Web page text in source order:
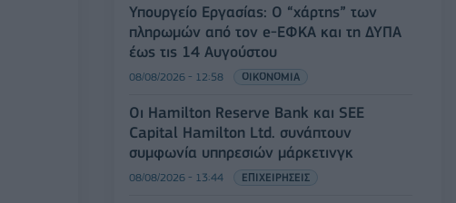
Υπουργείο Εργασίας: Ο “χάρτης” των
πληρωμών από τον e-ΕΦΚΑ και τη ΔΥΠΑ
έως τις 14 Αυγούστου
08/08/2026 - 12:58 ΟΙΚΟΝΟΜΙΑ
Οι Hamilton Reserve Bank και SEE
Capital Hamilton Ltd. συνάπτουν
συμφωνία υπηρεσιών μάρκετινγκ
08/08/2026 - 13:44 ΕΠΙΧΕΙΡΗΣΕΙΣ